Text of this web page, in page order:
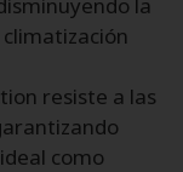
resiste a las
como